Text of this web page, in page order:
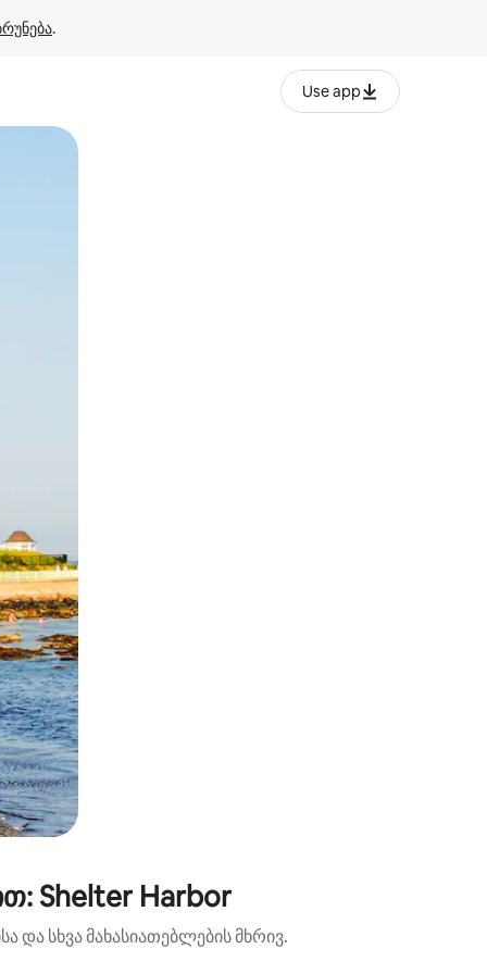
.
Use app
შეხებისა თუ თითის გასმის ჟესტები.
Shelter Harbor
და სხვა მახასიათებლების მხრივ.